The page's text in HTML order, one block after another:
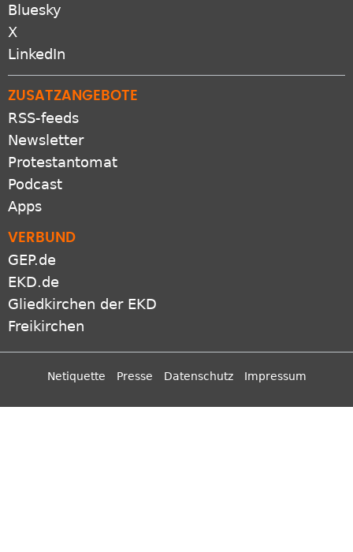
Bluesky
X
LinkedIn
ZUSATZANGEBOTE
RSS-feeds
Newsletter
Protestantomat
Podcast
Apps
VERBUND
GEP.de
EKD.de
Gliedkirchen der EKD
Freikirchen
Netiquette Presse Datenschutz Impressum